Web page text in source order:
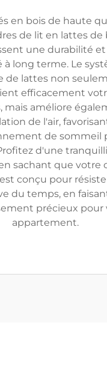
en bois de haute
de lit en lattes de
une durabilité
à long terme. Le
de lattes non
efficacement
mais améliore
de l'air,
de sommeil
d'une
sachant que votre
conçu pour
du temps, en
précieux pour
appartement.